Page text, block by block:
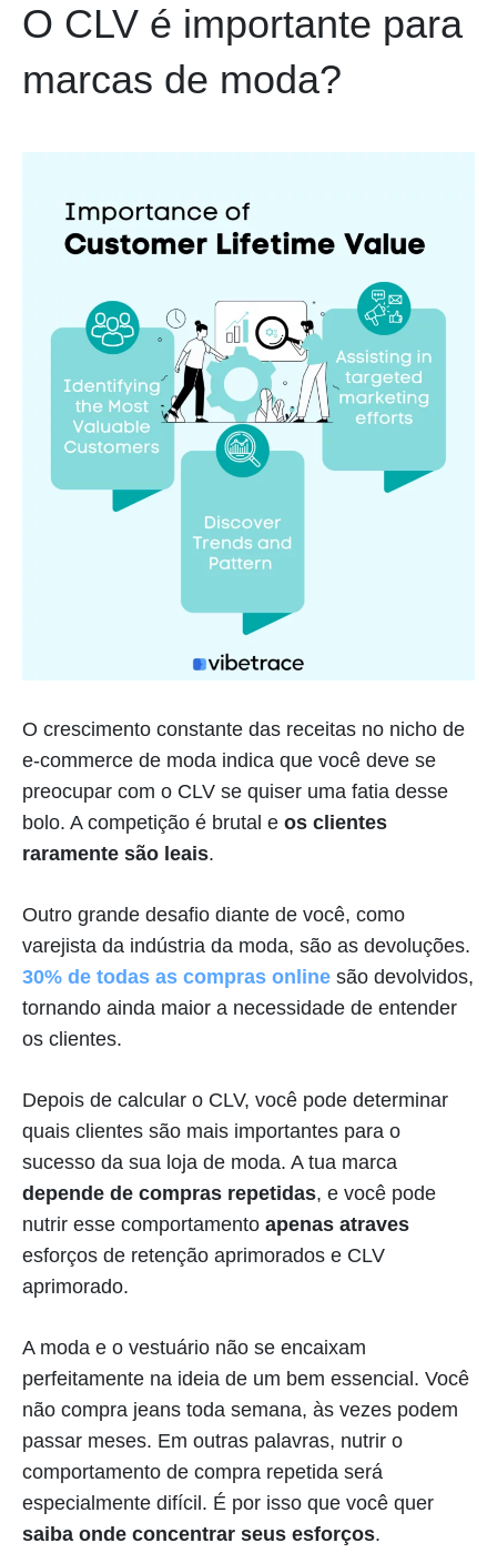
O CLV é importante para
marcas de moda?
O crescimento constante das receitas no nicho de
e-commerce de moda indica que você deve se
preocupar com o CLV se quiser uma fatia desse
bolo. A competição é brutal e os clientes
raramente são leais.
Outro grande desafio diante de você, como
varejista da indústria da moda, são as devoluções.
30% de todas as compras online são devolvidos,
tornando ainda maior a necessidade de entender
os clientes.
Depois de calcular o CLV, você pode determinar
quais clientes são mais importantes para o
sucesso da sua loja de moda. A tua marca
depende de compras repetidas, e você pode
nutrir esse comportamento apenas atraves
esforços de retenção aprimorados e CLV
aprimorado.
A moda e o vestuário não se encaixam
perfeitamente na ideia de um bem essencial. Você
não compra jeans toda semana, às vezes podem
passar meses. Em outras palavras, nutrir o
comportamento de compra repetida será
especialmente difícil. É por isso que você quer
saiba onde concentrar seus esforços.